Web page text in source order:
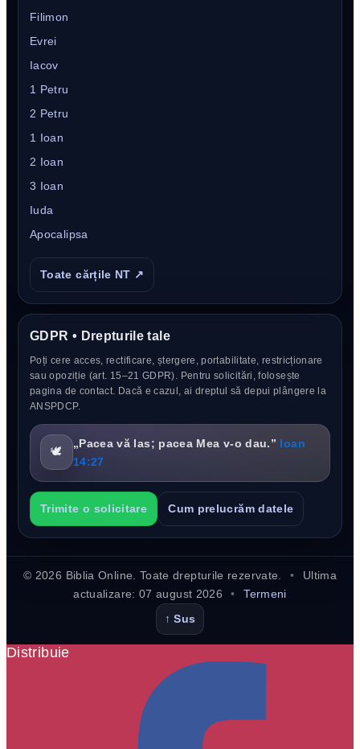
Filimon
Evrei
Iacov
1 Petru
2 Petru
1 Ioan
2 Ioan
3 Ioan
Iuda
Apocalipsa
Toate cărțile NT ↗
GDPR • Drepturile tale
Poți cere acces, rectificare, ștergere, portabilitate, restricționare
sau opoziție (art. 15–21 GDPR). Pentru solicitări, folosește
pagina de contact. Dacă e cazul, ai dreptul să depui plângere la
ANSPDCP.
🕊️
„Pacea vă las; pacea Mea v-o dau.” Ioan
14:27
Trimite o solicitare Cum prelucrăm datele
© 2026 Biblia Online. Toate drepturile rezervate. •
Ultima
actualizare: 07 august 2026 •
Termeni
↑ Sus
Distribuie